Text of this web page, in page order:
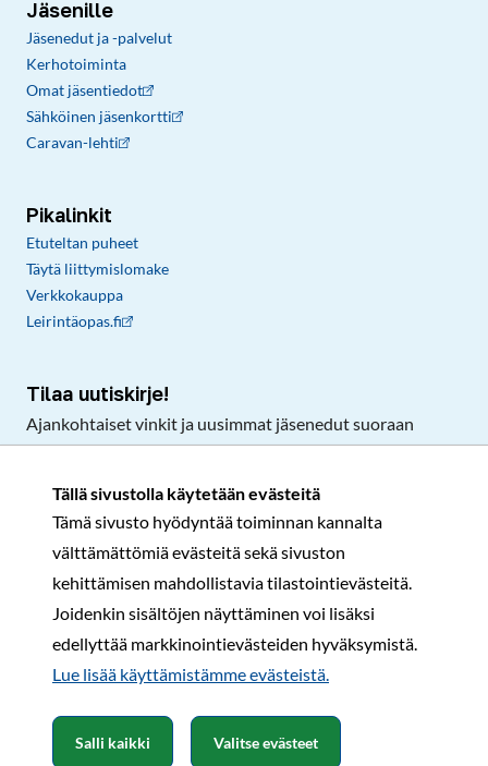
Tällä sivustolla käytetään evästeitä
Tämä sivusto hyödyntää toiminnan kannalta
välttämättömiä evästeitä sekä sivuston
kehittämisen mahdollistavia tilastointievästeitä.
Joidenkin sisältöjen näyttäminen voi lisäksi
edellyttää markkinointievästeiden hyväksymistä.
Lue lisää käyttämistämme evästeistä.​​​​​​
Salli kaikki Valitse evästeet
Jäsenille
Jäsenedut ja -palvelut
Kerhotoiminta
Omat jäsentiedot
Sähköinen jäsenkortti
Caravan-lehti
Pikalinkit
Etuteltan puheet
Täytä liittymislomake
Verkkokauppa
Leirintäopas.fi
Tilaa uutiskirje!
Ajankohtaiset vinkit ja uusimmat jäsenedut suoraan
Rekisteri- ja tietosuojaselosteSopimusehdot